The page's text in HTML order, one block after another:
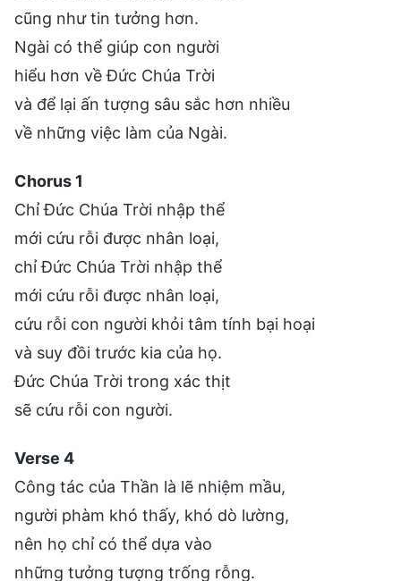
cũng như tin tưởng hơn.
Ngài có thể giúp con người
hiểu hơn về Đức Chúa Trời
và để lại ấn tượng sâu sắc hơn nhiều
về những việc làm của Ngài.
Chorus 1
Chỉ Đức Chúa Trời nhập thể
mới cứu rỗi được nhân loại,
chỉ Đức Chúa Trời nhập thể
mới cứu rỗi được nhân loại,
cứu rỗi con người khỏi tâm tính bại hoại
và suy đồi trước kia của họ.
Đức Chúa Trời trong xác thịt
sẽ cứu rỗi con người.
Verse 4
Công tác của Thần là lẽ nhiệm mầu,
người phàm khó thấy, khó dò lường,
nên họ chỉ có thể dựa vào
những tưởng tượng trống rỗng.